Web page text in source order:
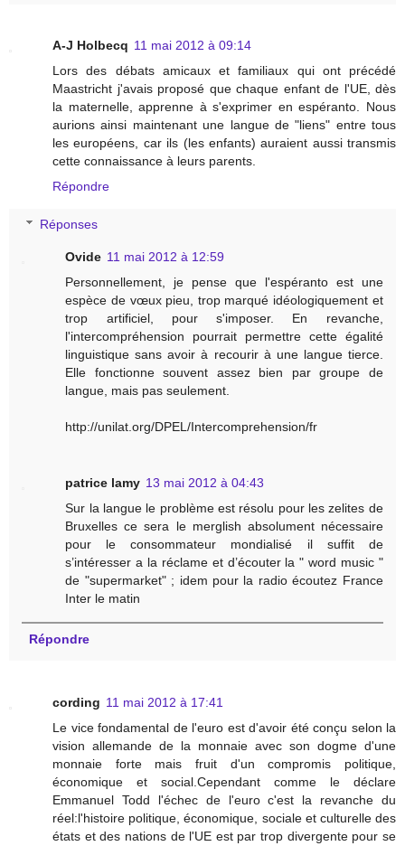
A-J Holbecq 11 mai 2012 à 09:14
Lors des débats amicaux et familiaux qui ont précédé
Maastricht j'avais proposé que chaque enfant de l'UE, dès
la maternelle, apprenne à s'exprimer en espéranto. Nous
aurions ainsi maintenant une langue de "liens" entre tous
les européens, car ils (les enfants) auraient aussi transmis
cette connaissance à leurs parents.
Répondre
Réponses
Ovide 11 mai 2012 à 12:59
Personnellement, je pense que l'espéranto est une
espèce de vœux pieu, trop marqué idéologiquement et
trop artificiel, pour s'imposer. En revanche,
l'intercompréhension pourrait permettre cette égalité
linguistique sans avoir à recourir à une langue tierce.
Elle fonctionne souvent assez bien par groupe de
langue, mais pas seulement.
http://unilat.org/DPEL/Intercomprehension/fr
patrice lamy 13 mai 2012 à 04:43
Sur la langue le problème est résolu pour les zelites de
Bruxelles ce sera le merglish absolument nécessaire
pour le consommateur mondialisé il suffit de
s’intéresser a la réclame et d’écouter la " word music "
de "supermarket" ; idem pour la radio écoutez France
Inter le matin
Répondre
cording 11 mai 2012 à 17:41
Le vice fondamental de l'euro est d'avoir été conçu selon la
vision allemande de la monnaie avec son dogme d'une
monnaie forte mais fruit d'un compromis politique,
économique et social.Cependant comme le déclare
Emmanuel Todd l'échec de l'euro c'est la revanche du
réel:l'histoire politique, économique, sociale et culturelle des
états et des nations de l'UE est par trop divergente pour se